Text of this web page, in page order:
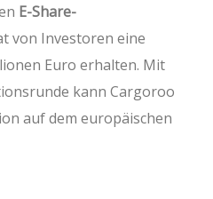
E-Share-
von Investoren eine
Euro erhalten. Mit
kann Cargoroo
auf dem europäischen